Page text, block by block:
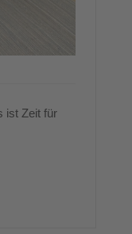
ist Zeit für